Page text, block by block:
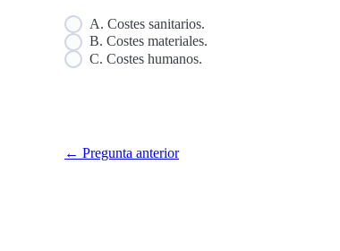
A. Costes sanitarios.
B. Costes materiales.
C. Costes humanos.
← Pregunta anterior